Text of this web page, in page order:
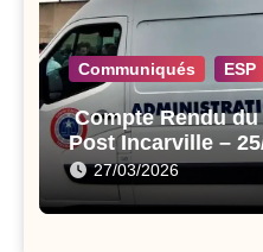
Communiqués ESP
Compte Rendu
Post Incarville –
27/03/2026